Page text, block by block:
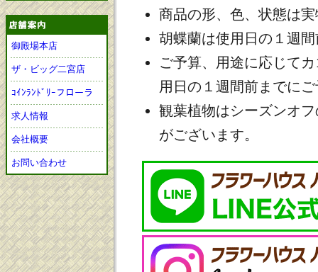
御殿場本店
ザ・ビッグ二宮店
ｺｲﾝﾗﾝﾄﾞﾘｰフローラ
求人情報
会社概要
お問い合わせ
商品の形、色、状態は
胡蝶蘭は使用日の１週
ご予算、用途に応じて
用日の１週間前までに
観葉植物はシーズンオ
がございます。